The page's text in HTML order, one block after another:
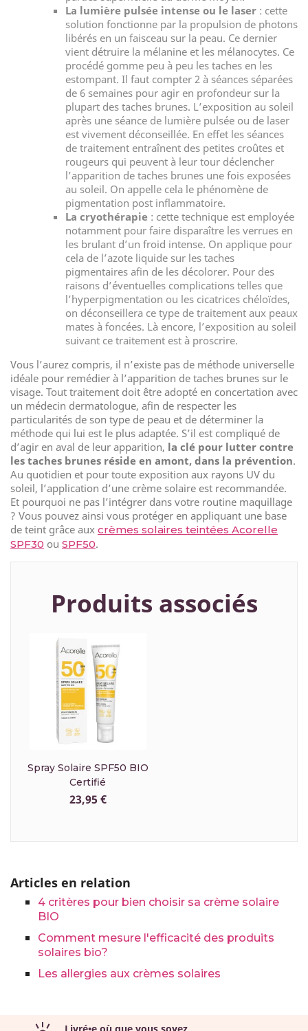
La lumière pulsée intense ou le laser : cette
solution fonctionne par la propulsion de photons
libérés en un faisceau sur la peau. Ce dernier
vient détruire la mélanine et les mélanocytes. Ce
procédé gomme peu à peu les taches en les
estompant. Il faut compter 2 à séances séparées
de 6 semaines pour agir en profondeur sur la
plupart des taches brunes. L’exposition au soleil
après une séance de lumière pulsée ou de laser
est vivement déconseillée. En effet les séances
de traitement entraînent des petites croûtes et
rougeurs qui peuvent à leur tour déclencher
l’apparition de taches brunes une fois exposées
au soleil. On appelle cela le phénomène de
pigmentation post inflammatoire.
La cryothérapie : cette technique est employée
notamment pour faire disparaître les verrues en
les brulant d’un froid intense. On applique pour
cela de l’azote liquide sur les taches
pigmentaires afin de les décolorer. Pour des
raisons d’éventuelles complications telles que
l’hyperpigmentation ou les cicatrices chéloïdes,
on déconseillera ce type de traitement aux peaux
mates à foncées. Là encore, l’exposition au soleil
suivant ce traitement est à proscrire.
Vous l’aurez compris, il n’existe pas de méthode universelle
idéale pour remédier à l’apparition de taches brunes sur le
visage. Tout traitement doit être adopté en concertation avec
un médecin dermatologue, afin de respecter les
particularités de son type de peau et de déterminer la
méthode qui lui est le plus adaptée. S’il est compliqué de
d’agir en aval de leur apparition, la clé pour lutter contre
les taches brunes réside en amont, dans la prévention.
Au quotidien et pour toute exposition aux rayons UV du
soleil, l’application d’une crème solaire est recommandée.
Et pourquoi ne pas l’intégrer dans votre routine maquillage
? Vous pouvez ainsi vous protéger en appliquant une base
de teint grâce aux crèmes solaires teintées Acorelle
SPF30 ou SPF50.
Produits associés
Spray Solaire SPF50 BIO
Certifié
23,95 €
Articles en relation
4 critères pour bien choisir sa crème solaire
BIO
Comment mesure l'efficacité des produits
solaires bio?
Les allergies aux crèmes solaires